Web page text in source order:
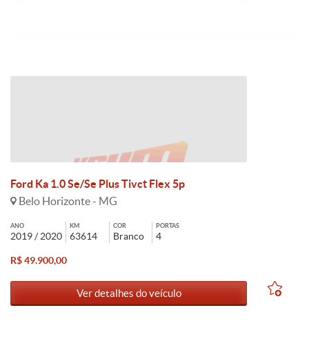
Ford Ka 1.0 Se/Se Plus Tivct Flex 5p
Belo Horizonte - MG
ANO
2019 / 2020
KM
63614
COR
Branco
PORTAS
4
R$ 49.900,00
Ver detalhes do veículo